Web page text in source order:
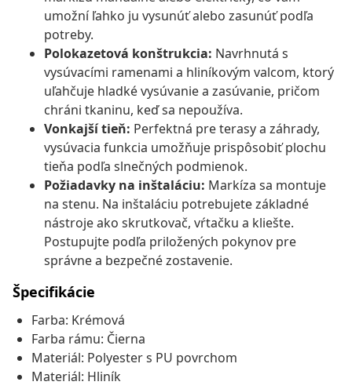
umožní ľahko ju vysunúť alebo zasunúť podľa
potreby.
Polokazetová konštrukcia: Navrhnutá s
vysúvacími ramenami a hliníkovým valcom, ktorý
uľahčuje hladké vysúvanie a zasúvanie, pričom
chráni tkaninu, keď sa nepoužíva.
Vonkajší tieň: Perfektná pre terasy a záhrady,
vysúvacia funkcia umožňuje prispôsobiť plochu
tieňa podľa slnečných podmienok.
Požiadavky na inštaláciu: Markíza sa montuje
na stenu. Na inštaláciu potrebujete základné
nástroje ako skrutkovač, vŕtačku a kliešte.
Postupujte podľa priložených pokynov pre
správne a bezpečné zostavenie.
Špecifikácie
Farba: Krémová
Farba rámu: Čierna
Materiál: Polyester s PU povrchom
Materiál: Hliník